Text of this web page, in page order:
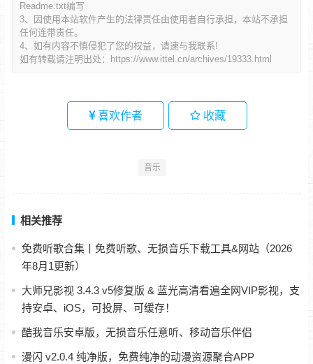
Readme.txt编写
3、因使用本站软件产生的法律责任由使用者自行承担，本站不承担
任何连带责任。
4、如有内容不慎侵犯了您的权益，请速与我联系!
如有转载请注明出处：
https://www.ittel.cn/archives/19333.html
喜欢作者 收藏
音乐
相关推荐
免费听歌合集丨免费听歌、无损音乐下载工具&网站（2026
年8月1更新）
大师兄影视 3.4.3 v5修复版 & 蓝光高清看遍全网VIP影视，支
持安卓、iOS，可投屏、可缓存！
酷我音乐安卓版，无损音乐任意听、移动音乐伴侣
漫闪 v2.0.4 纯净版，免费纯净的动漫资源聚合APP